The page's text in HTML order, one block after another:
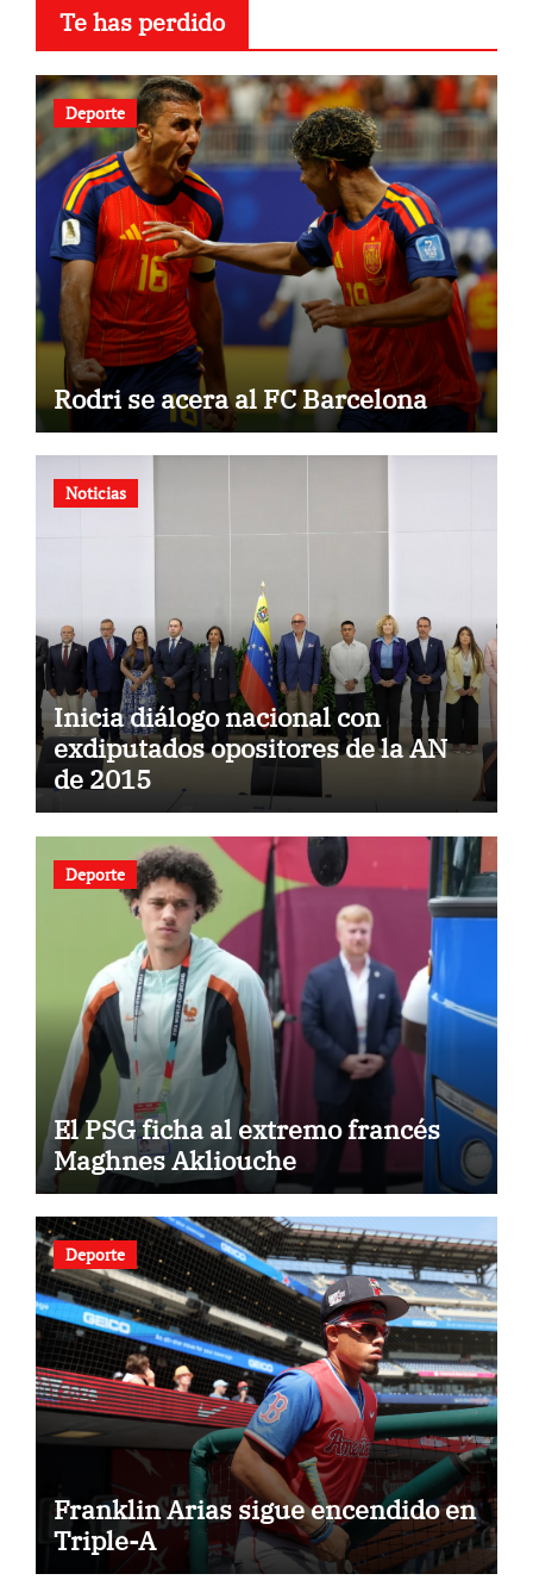
Te has perdido
Deporte
Rodri se acera al FC Barcelona
Noticias
Inicia diálogo nacional con
exdiputados opositores de la AN
de 2015
Deporte
El PSG ficha al extremo francés
Maghnes Akliouche
Deporte
Franklin Arias sigue encendido en
Triple-A